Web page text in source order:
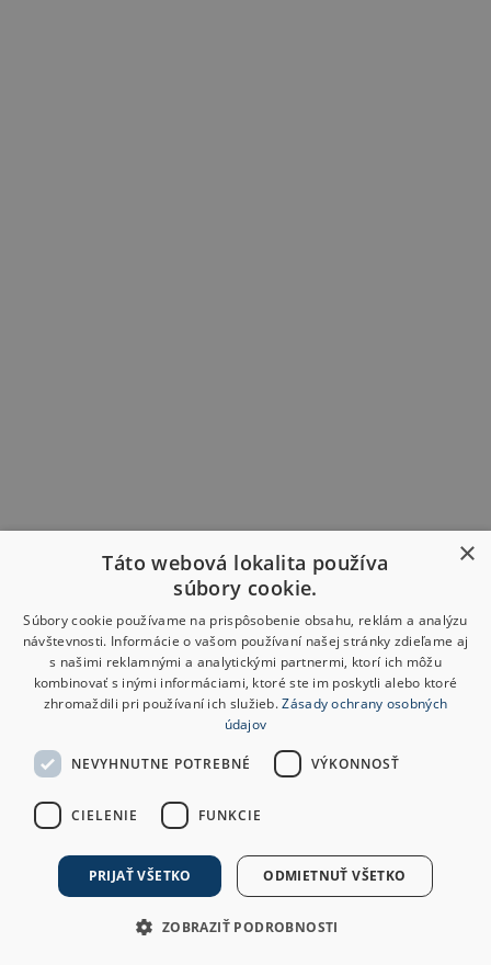
×
Táto webová lokalita používa
súbory cookie.
Súbory cookie používame na prispôsobenie obsahu, reklám a analýzu
návštevnosti. Informácie o vašom používaní našej stránky zdieľame aj
s našimi reklamnými a analytickými partnermi, ktorí ich môžu
kombinovať s inými informáciami, ktoré ste im poskytli alebo ktoré
zhromaždili pri používaní ich služieb.Zásady ochrany osobných
údajov
NEVYHNUTNE POTREBNÉ VÝKONNOSŤ
CIELENIE FUNKCIE
PRIJAŤ VŠETKO ODMIETNUŤ VŠETKO
ZOBRAZIŤ PODROBNOSTI